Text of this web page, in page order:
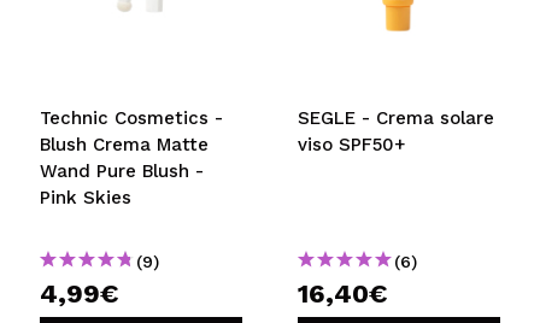
Technic Cosmetics -
Blush Crema Matte
Wand Pure Blush -
Pink Skies
(9)
4,99€
SEGLE - Crema solare
viso SPF50+
(6)
16,40€